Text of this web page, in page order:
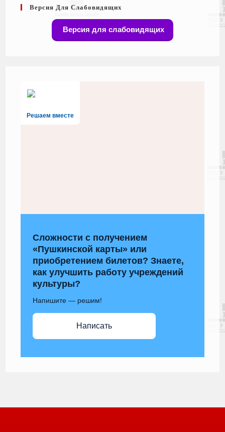
Версия Для Слабовидящих
Версия для слабовидящих
Решаем вместе
Сложности с получением
«Пушкинской карты» или
приобретением билетов? Знаете,
как улучшить работу учреждений
культуры?
Напишите — решим!
Написать